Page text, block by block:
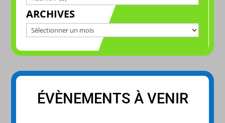
ARCHIVES
Archives
ÉVÈNEMENTS À VENIR